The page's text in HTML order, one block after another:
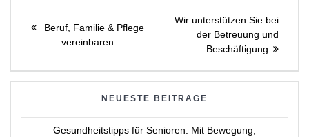
Beitragsnavigation
Previous
post:
Beruf, Familie & Pflege
vereinbaren
Next
Wir unterstützen Sie bei
der Betreuung und
Beschäftigung
NEUESTE BEITRÄGE
Gesundheitstipps für Senioren: Mit Bewegung,